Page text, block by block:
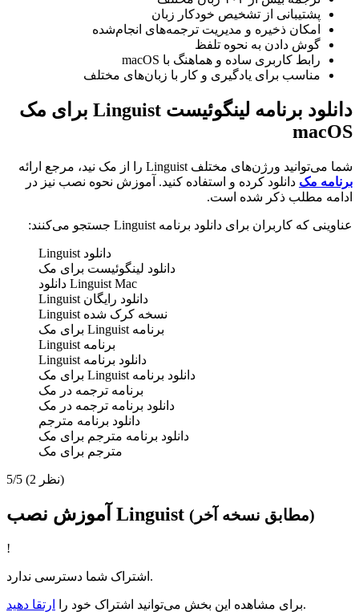
پشتیبانی از تشخیص خودکار زبان
امکان ذخیره و مدیریت ترجمه‌های انجام‌شده
گوش دادن به نحوه تلفظ
رابط کاربری ساده و هماهنگ با macOS
مناسب برای یادگیری و کار با زبان‌های مختلف
دانلود برنامه لینگوئیست Linguist برای مک
macOS
شما می‌توانید ورژن‌های مختلف Linguist را از مک نید، مرجع ارائه
برنامه مک دانلود کرده و استفاده کنید. آموزش نحوه نصب نیز در
ادامه مطلب ذکر شده است.
عناوینی که کاربران برای دانلود برنامه Linguist جستجو می‌کنند:
دانلود Linguist
دانلود لینگوئیست برای مک
Linguist Mac دانلود
دانلود رایگان Linguist
نسخه کرک شده Linguist
برنامه Linguist برای مک
برنامه Linguist
دانلود برنامه Linguist
دانلود برنامه Linguist برای مک
برنامه ترجمه در مک
دانلود برنامه ترجمه در مک
دانلود برنامه مترجم
دانلود برنامه مترجم برای مک
مترجم برای مک
5/5 (2 نظر)
آموزش نصب Linguist (مطابق نسخه آخر)
!
اشتراک شما دسترسی ندارد.
برای مشاهده این بخش می‌توانید اشتراک خود را ارتقا دهید .